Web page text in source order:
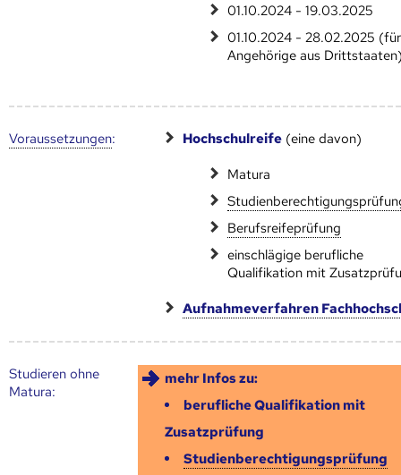
01.10.2024 - 19.03.2025
01.10.2024 - 28.02.2025 (für
Angehörige aus
Voraus­setzungen: Hochschulreife (eine davon)
Matura
Berufsreifeprüfung
einschlägige berufliche
Qualifikation mit
Aufnahmeverfahren
Studieren ohne
Matura:
mehr Infos zu:
berufliche Qualifikation mit
Zusatzprüfung
Studienberechtigungsprüfung